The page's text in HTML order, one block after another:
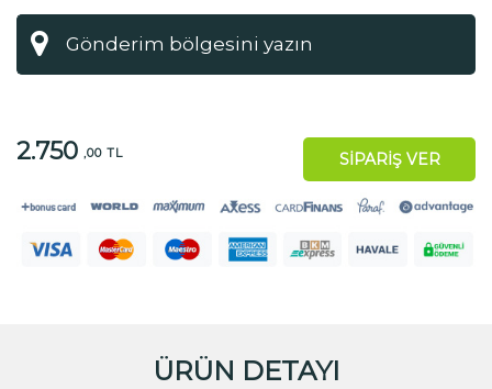
2.750 ,00 TL SİPARİŞ VER
ÜRÜN DETAYI